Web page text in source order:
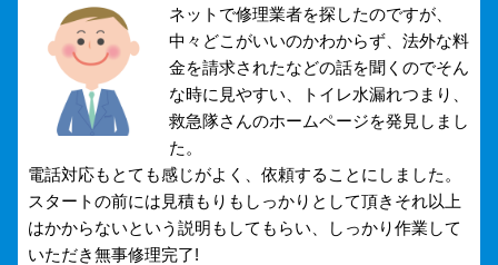
ネットで修理業者を探したのですが、
中々どこがいいのかわからず、法外な料
金を請求されたなどの話を聞くのでそん
な時に見やすい、トイレ水漏れつまり、
救急隊さんのホームページを発見しまし
た。
電話対応もとても感じがよく、依頼することにしました。
スタートの前には見積もりもしっかりとして頂きそれ以上
はかからないという説明もしてもらい、しっかり作業して
いただき無事修理完了!